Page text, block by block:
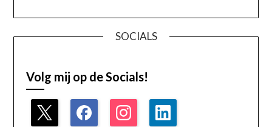
SOCIALS
Volg mij op de Socials!